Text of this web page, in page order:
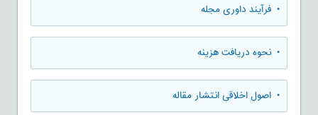
• فرآیند داوری مجله
• نحوه دریافت هزینه
• اصول اخلاقی انتشار مقاله